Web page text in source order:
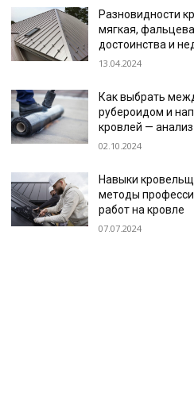
Разновидности
мягкая,
достоинства и
13.04.2024
Как выбрать
рубероидом и
кровлей —
02.10.2024
Навыки
методы
работ на кровле
07.07.2024